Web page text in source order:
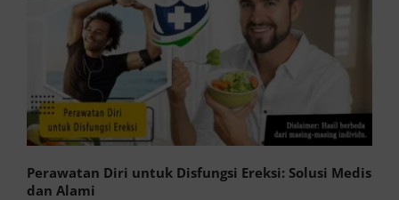
Perawatan Diri untuk Disfungsi Ereksi: Solusi Medis
dan Alami